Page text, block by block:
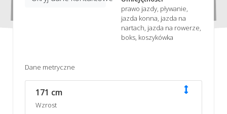
prawo jazdy, pływanie,
jazda konna, jazda na
nartach, jazda na rowerze,
boks, koszykówka
Dane metryczne
171 cm
Wzrost